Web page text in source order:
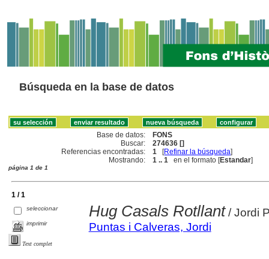
Búsqueda en la base de datos
Base de datos:
FONS
Buscar:
274636 []
Referencias encontradas:
1 [Refinar la búsqueda]
Mostrando:
1 .. 1 en el formato [Estandar]
página 1 de 1
1 / 1
seleccionar
imprimir
Text complet
Hug Casals Rotllant/ Jordi
Puntas i Calveras, Jordi